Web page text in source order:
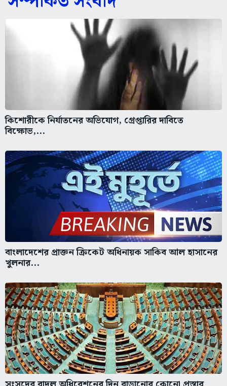
কিশোরীকে নির্যাতনের অভিযোগ, গ্রেপ্তারির দাবিতে
বিক্ষোভ,...
বাংলাদেশের প্রাক্তন ক্রিকেট অধিনায়ক সাকিব আল হাসানের
খুলনার...